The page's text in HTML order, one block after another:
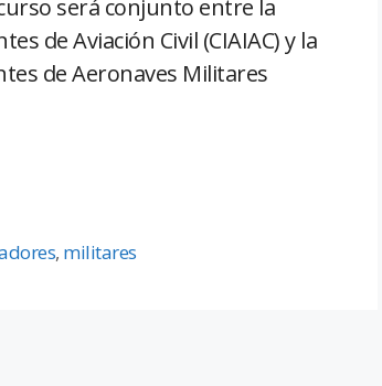
será conjunto entre la
de Aviación Civil (CIAIAC) y la
de Aeronaves Militares
, militares